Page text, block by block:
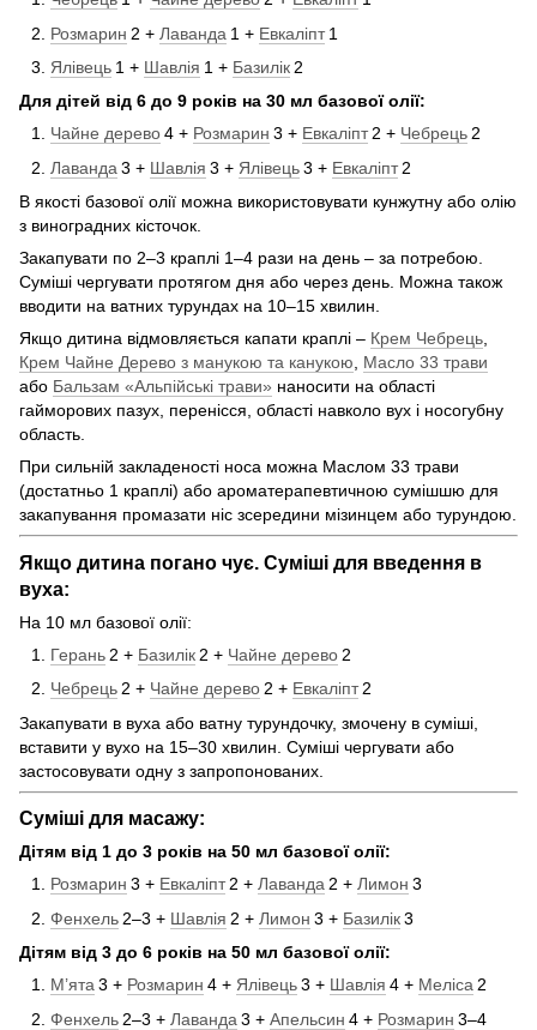
Розмарин 2 + Лаванда 1 + Евкаліпт1
Ялівець 1 + Шавлія 1 + Базилік 2
Для дітей від 6 до 9 років на 30 мл базової олії:
Чайне дерево4 + Розмарин 3 + Евкаліпт2 + Чебрець2
Лаванда 3 + Шавлія 3 + Ялівець3 + Евкаліпт2
В якості базової олії можна використовувати кунжутну або олію
з виноградних кісточок.
Закапувати по 2–3 краплі 1–4 рази на день – за потребою.
Суміші чергувати протягом дня або через день. Можна також
вводити на ватних турундах на 10–15 хвилин.
Якщо дитина відмовляється капати краплі – Крем Чебрець
Крем Чайне Дерево з манукою та канукою
Масло 33 трави
або Бальзам «Альпійські трави» наносити на області
гайморових пазух, перенісся, області навколо вух і носогубну
область.
При сильній закладеності носа можна Маслом 33 трави
(достатньо 1 краплі) або ароматерапевтичною сумішшю для
закапування промазати ніс зсередини мізинцем або турундою.
Якщо дитина погано чує. Суміші для введення в
вуха:
На 10 мл базової олії:
Герань 2 + Базилік 2 + Чайне дерево 2
Чебрець2 + Чайне дерево2 + Евкаліпт2
Закапувати в вуха або ватну турундочку, змочену в суміші,
вставити у вухо на 15–30 хвилин. Суміші чергувати або
застосовувати одну з запропонованих.
Суміші для масажу:
Дітям від 1 до 3 років на 50 мл базової олії:
Розмарин 3 + Евкаліпт2 + Лаванда2 + Лимон 3
Фенхель 2–3 + Шавлія 2 + Лимон 3 + Базилік3
Дітям від 3 до 6 років на 50 мл базової олії:
М’ята3 + Розмарин 4 + Ялівець3 + Шавлія 4 + Меліса2
Фенхель 2–3 + Лаванда 3 + Апельсин 4 + Розмарин 3–4